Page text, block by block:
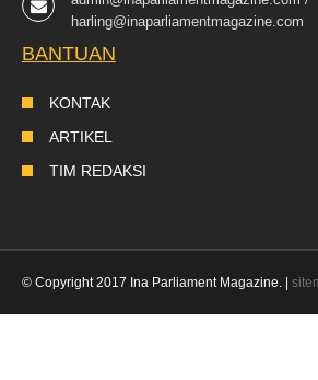
harling@inaparliamentmagazine.com
BANTUAN
KONTAK
ARTIKEL
TIM REDAKSI
© Copyright 2017 Ina Parliament Magazine. |